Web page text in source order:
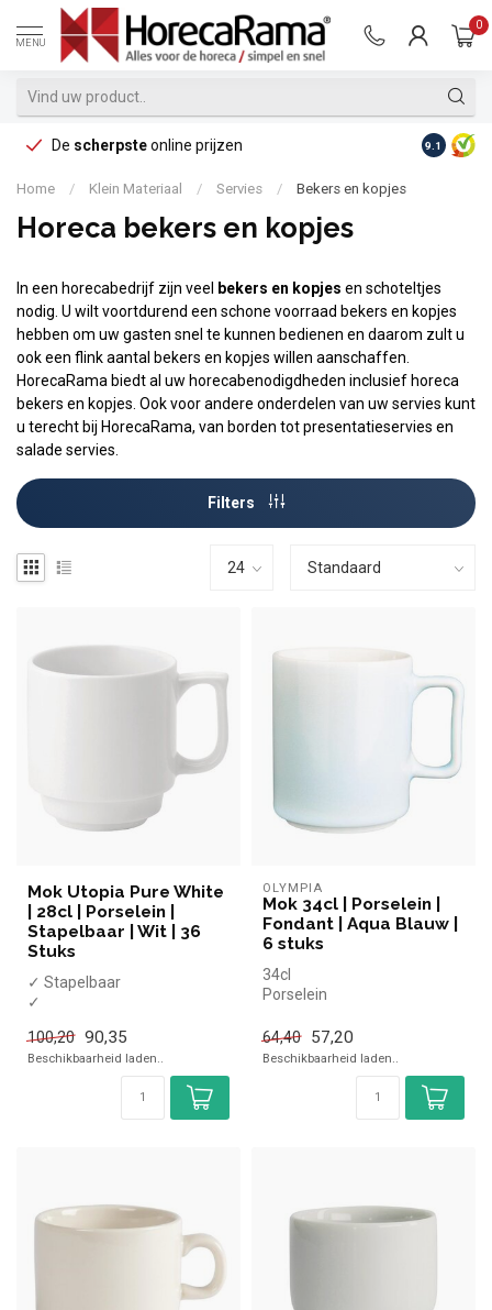
MENU
0
De scherpsteonline prijzen Op
9.1
Home / Klein Materiaal / Servies / Bekers en kopjes
Horeca bekers en kopjes
In een horecabedrijf zijn veel bekers en kopjes en schoteltjes
nodig. U wilt voortdurend een schone voorraad bekers en kopjes
hebben om uw gasten snel te kunnen bedienen en daarom zult u
ook een flink aantal bekers en kopjes willen aanschaffen.
HorecaRama biedt al uw horecabenodigdheden inclusief horeca
bekers en kopjes. Ook voor andere onderdelen van uw servies kunt
u terecht bij HorecaRama, van borden tot presentatieservies en
salade servies.
Filters
Mok Utopia Pure White
| 28cl | Porselein |
Stapelbaar | Wit | 36
Stuks
✓ Stapelbaar
✓
✓ Magnetronbestendig
100,20 90,35
Beschikbaarheid laden..
OLYMPIA
Mok 34cl | Porselein |
Fondant | Aqua Blauw |
6 stuks
34cl
Porselein
6 stuks
64,40 57,20
Beschikbaarheid laden..